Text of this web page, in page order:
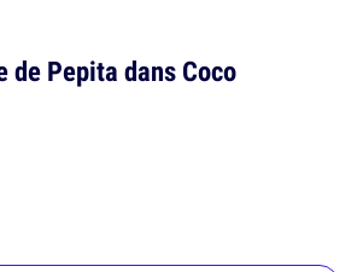
de Pepita dans Coco